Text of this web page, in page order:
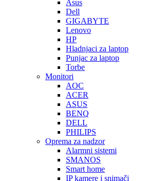
Asus
Dell
GIGABYTE
Lenovo
HP
Hladnjaci za laptop
Punjac za laptop
Torbe
Monitori
AOC
ACER
ASUS
BENQ
DELL
PHILIPS
Oprema za nadzor
Alarmni sistemi
SMANOS
Smart home
IP kamere i snimači